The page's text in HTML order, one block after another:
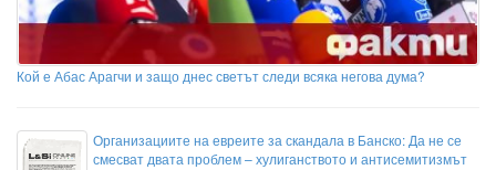
Кой е Абас Арагчи и защо днес светът следи всяка негова дума?
Организациите на евреите за скандала в Банско: Да не се
смесват двата проблем – хулиганството и антисемитизмът